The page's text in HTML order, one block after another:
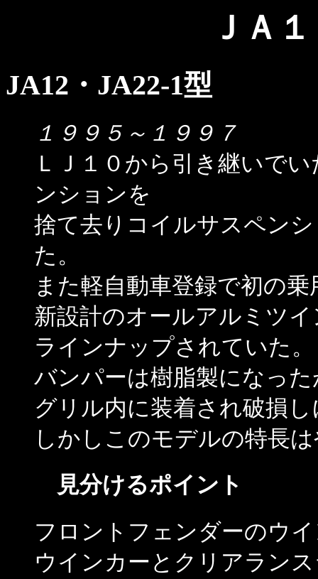
ＪＡ
JA12・JA22-1型
１９９５～１９９７
ＬＪ１０から引き継いで
ンションを
捨て去りコイルサスペン
た。
また軽自動車登録で初の
新設計のオールアルミツ
ラインナップされていた。
バンパーは樹脂製になっ
グリル内に装着され破損
しかしこのモデルの特長
見分けるポイント
フロントフェンダーのウ
ウインカーとクリアラン